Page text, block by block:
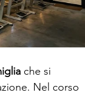
che si
Nel corso